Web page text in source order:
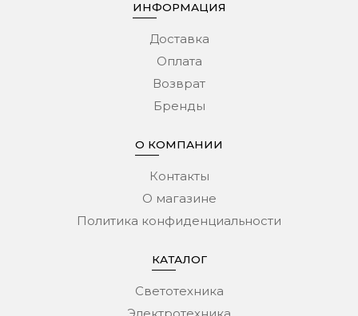
ИНФОРМАЦИЯ
Доставка
Оплата
Возврат
Бренды
О КОМПАНИИ
Контакты
О магазине
Политика конфиденциальности
КАТАЛОГ
Светотехника